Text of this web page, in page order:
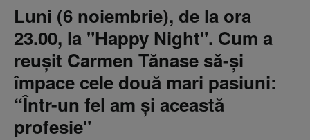
Luni (6 noiembrie), de la ora
23.00, la "Happy Night". Cum a
reușit Carmen Tănase să-și
împace cele două mari pasiuni:
“Într-un fel am și această
profesie"